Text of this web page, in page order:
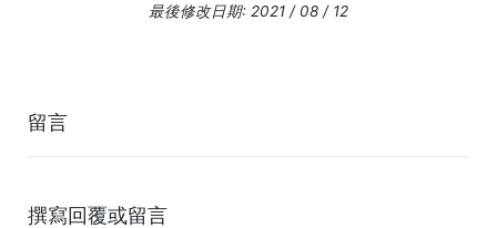
最後修改日期: 2021 / 08 / 12
留言
撰寫回覆或留言